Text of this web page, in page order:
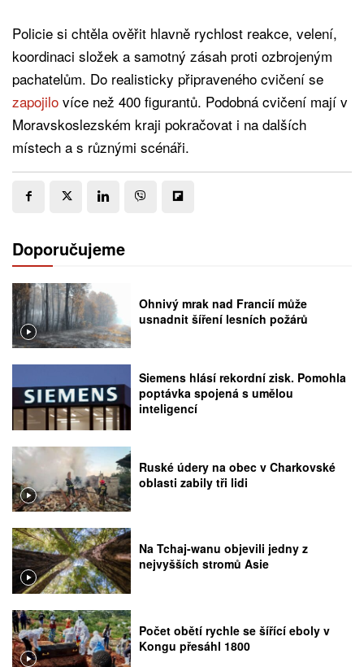
Policie si chtěla ověřit hlavně rychlost reakce, velení,
koordinaci složek a samotný zásah proti ozbrojeným
pachatelům. Do realisticky připraveného cvičení se
zapojilo více než 400 figurantů. Podobná cvičení mají v
Moravskoslezském kraji pokračovat i na dalších
místech a s různými scénáři.
Doporučujeme
Ohnivý mrak nad Francií může
usnadnit šíření lesních požárů
Siemens hlásí rekordní zisk. Pomohla
poptávka spojená s umělou
inteligencí
Ruské údery na obec v Charkovské
oblasti zabily tři lidi
Na Tchaj-wanu objevili jedny z
nejvyšších stromů Asie
Počet obětí rychle se šířící eboly v
Kongu přesáhl 1800